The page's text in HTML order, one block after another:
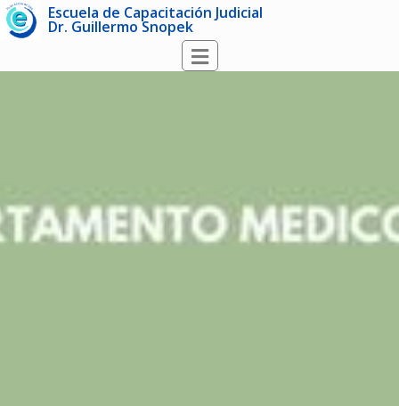
Escuela de Capacitación Judicial
Dr. Guillermo Snopek